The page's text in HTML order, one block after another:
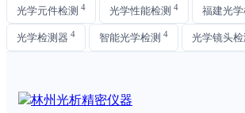
光学元件检测 4 光学性能检测 4 福建光学
光学检测器 4 智能光学检测 4 光学镜头检